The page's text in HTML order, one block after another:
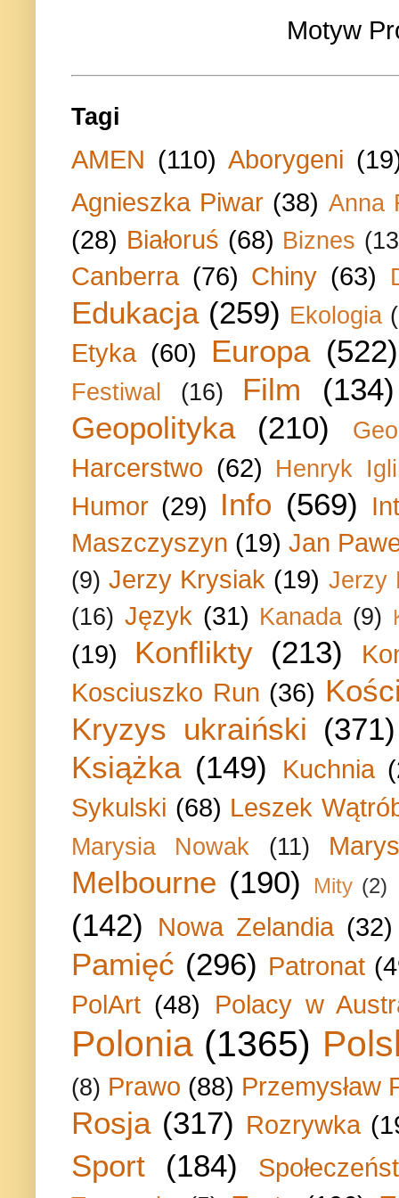
Motyw
Tagi
AMEN (110) Aborygeni
Agnieszka Piwar (38) Anna
(28) Białoruś (68) Biznes
Canberra (76) Chiny (63)
Edukacja (259) Ekologia
Etyka (60) Europa (522)
Festiwal (16) Film
(134)
Geopolityka
(210)
Harcerstwo (62) Henryk
Humor (29) Info (569)
Maszczyszyn (19) Jan
(9) Jerzy Krysiak (19) Jerzy
(16) Język (31) Kanada (9)
(19) Konflikty (213)
Kosciuszko Run (36)
Kryzys ukraiński (371)
Książka (149) Kuchnia
Sykulski (68) Leszek
Marysia Nowak (11)
Melbourne (190) Mity (2)
(142) Nowa Zelandia (32)
Pamięć (296) Patronat
PolArt (48) Polacy w
Polonia (1365)
(8) Prawo (88) Przemysław
Rosja (317) Rozrywka
Sport (184)